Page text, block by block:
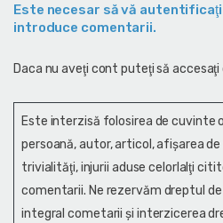
Este necesar să vă
introduce comentarii.
Daca nu aveţi cont puteţi să accesaţi
Este interzisă folosirea de cuvinte
persoană, autor, articol, afişarea
trivialităţi, injurii aduse celorlalţi
comentarii. Ne rezervăm dreptul
integral cometarii și interzicerea